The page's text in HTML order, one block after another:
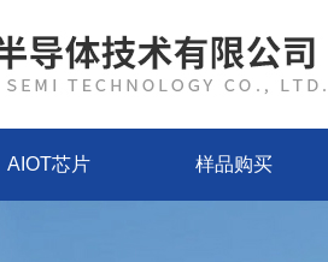
AIOT芯片 样品购买